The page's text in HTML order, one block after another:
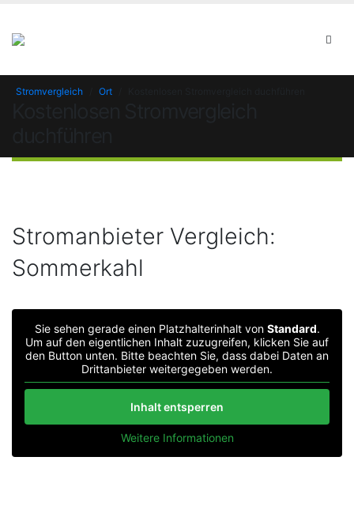
Stromvergleich Ort
Stromanbieter Vergleich:
Sommerkahl
Sie sehen gerade einen Platzhalterinhalt von Standard.
Um auf den eigentlichen Inhalt zuzugreifen, klicken Sie auf
den Button unten. Bitte beachten Sie, dass dabei Daten an
Drittanbieter weitergegeben werden.
Inhalt entsperren
Weitere Informationen